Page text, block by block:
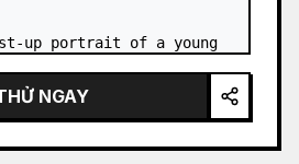
up portrait of a young
cheek on one hand and
eye closed at a wooden
NGAY